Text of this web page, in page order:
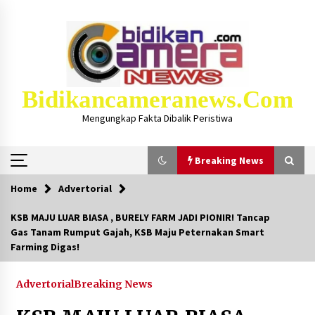
Bidikancameranews.com
Mengungkap Fakta Dibalik Peristiwa
Breaking News
Breaking News
Iklan Layanan KSB MAJU LUAR BIASA, Hukum
Home Advertorial
KSB MAJU LUAR BIASA , BURELY FARM JADI PIONIR! Tancap
Gas Tanam Rumput Gajah, KSB Maju Peternakan Smart
Farming Digas!
AdvertorialBreaking News